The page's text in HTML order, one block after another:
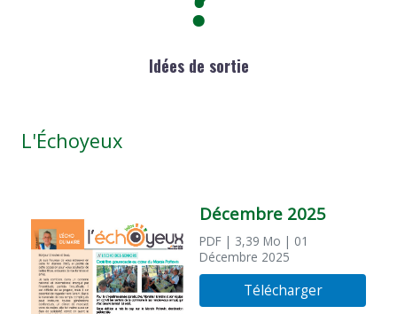
Idées de sortie
L'Échoyeux
Décembre 2025
PDF | 3,39 Mo | 01
Décembre 2025
Télécharger